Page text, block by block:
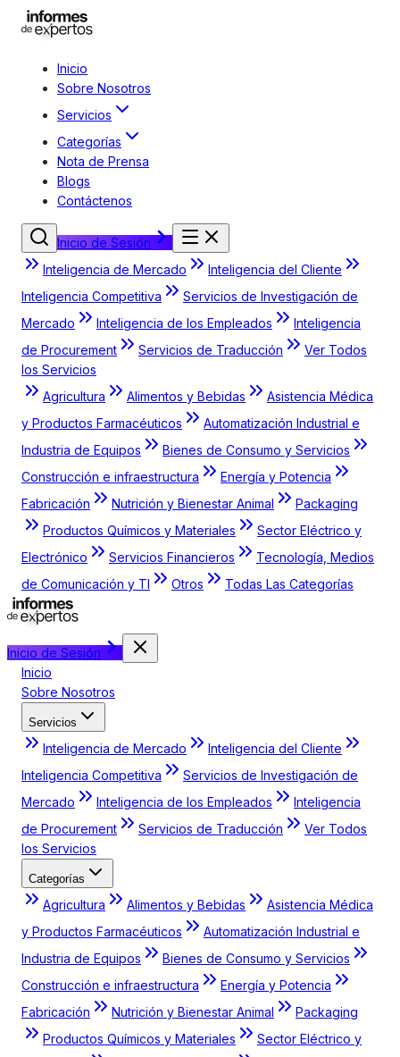
Inicio
Sobre Nosotros
Servicios
Categorías
Nota de Prensa
Blogs
Contáctenos
Inicio de Sesión
Inteligencia de Mercado
Inteligencia del Cliente
Inteligencia Competitiva
Servicios de Investigación de
Mercado
Inteligencia de los Empleados
Inteligencia
de Procurement
Servicios de Traducción
Ver Todos
los Servicios
Agricultura
Alimentos y Bebidas
Asistencia Médica
y Productos Farmacéuticos
Automatización Industrial e
Industria de Equipos
Bienes de Consumo y Servicios
Construcción e infraestructura
Energía y Potencia
Fabricación
Nutrición y Bienestar Animal
Packaging
Productos Químicos y Materiales
Sector Eléctrico y
Electrónico
Servicios Financieros
Tecnología, Medios
de Comunicación y TI
Otros Todas Las Categorías
Inicio de Sesión
Inicio
Sobre Nosotros
Servicios
Inteligencia de Mercado
Inteligencia del Cliente
Inteligencia Competitiva
Servicios de Investigación de
Mercado
Inteligencia de los Empleados
Inteligencia
de Procurement
Servicios de Traducción
Ver Todos
los Servicios
Categorías
Agricultura Alimentos y Bebidas
Asistencia Médica
y Productos Farmacéuticos
Automatización Industrial e
Industria de Equipos
Bienes de Consumo y Servicios
Construcción e infraestructura
Energía y Potencia
Fabricación
Nutrición y Bienestar Animal
Packaging
Productos Químicos y Materiales
Sector Eléctrico y